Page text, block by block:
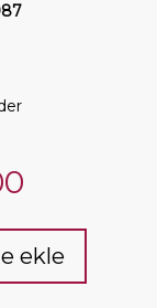
ekle